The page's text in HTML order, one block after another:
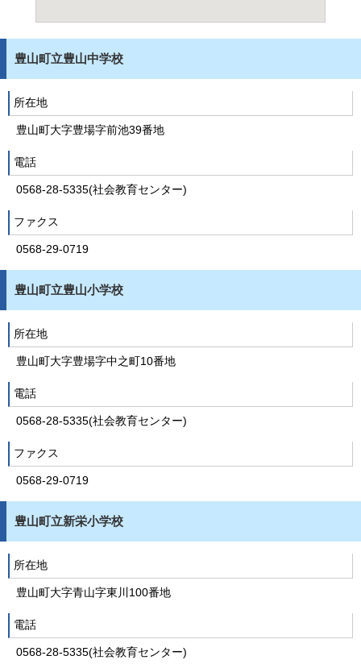
豊山町立豊山中学校
所在地
豊山町大字豊場字前池39番地
電話
0568-28-5335(社会教育センター)
ファクス
0568-29-0719
豊山町立豊山小学校
所在地
豊山町大字豊場字中之町10番地
電話
0568-28-5335(社会教育センター)
ファクス
0568-29-0719
豊山町立新栄小学校
所在地
豊山町大字青山字東川100番地
電話
0568-28-5335(社会教育センター)